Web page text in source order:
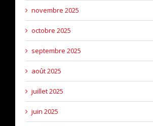
novembre 2025
octobre 2025
septembre 2025
août 2025
juillet 2025
juin 2025